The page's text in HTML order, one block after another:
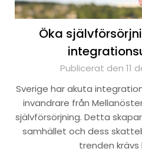
Öka
Publicerat den 11
Sverige har akuta
invandrare från
självförsörjning. Detta
samhället och dess
trenden